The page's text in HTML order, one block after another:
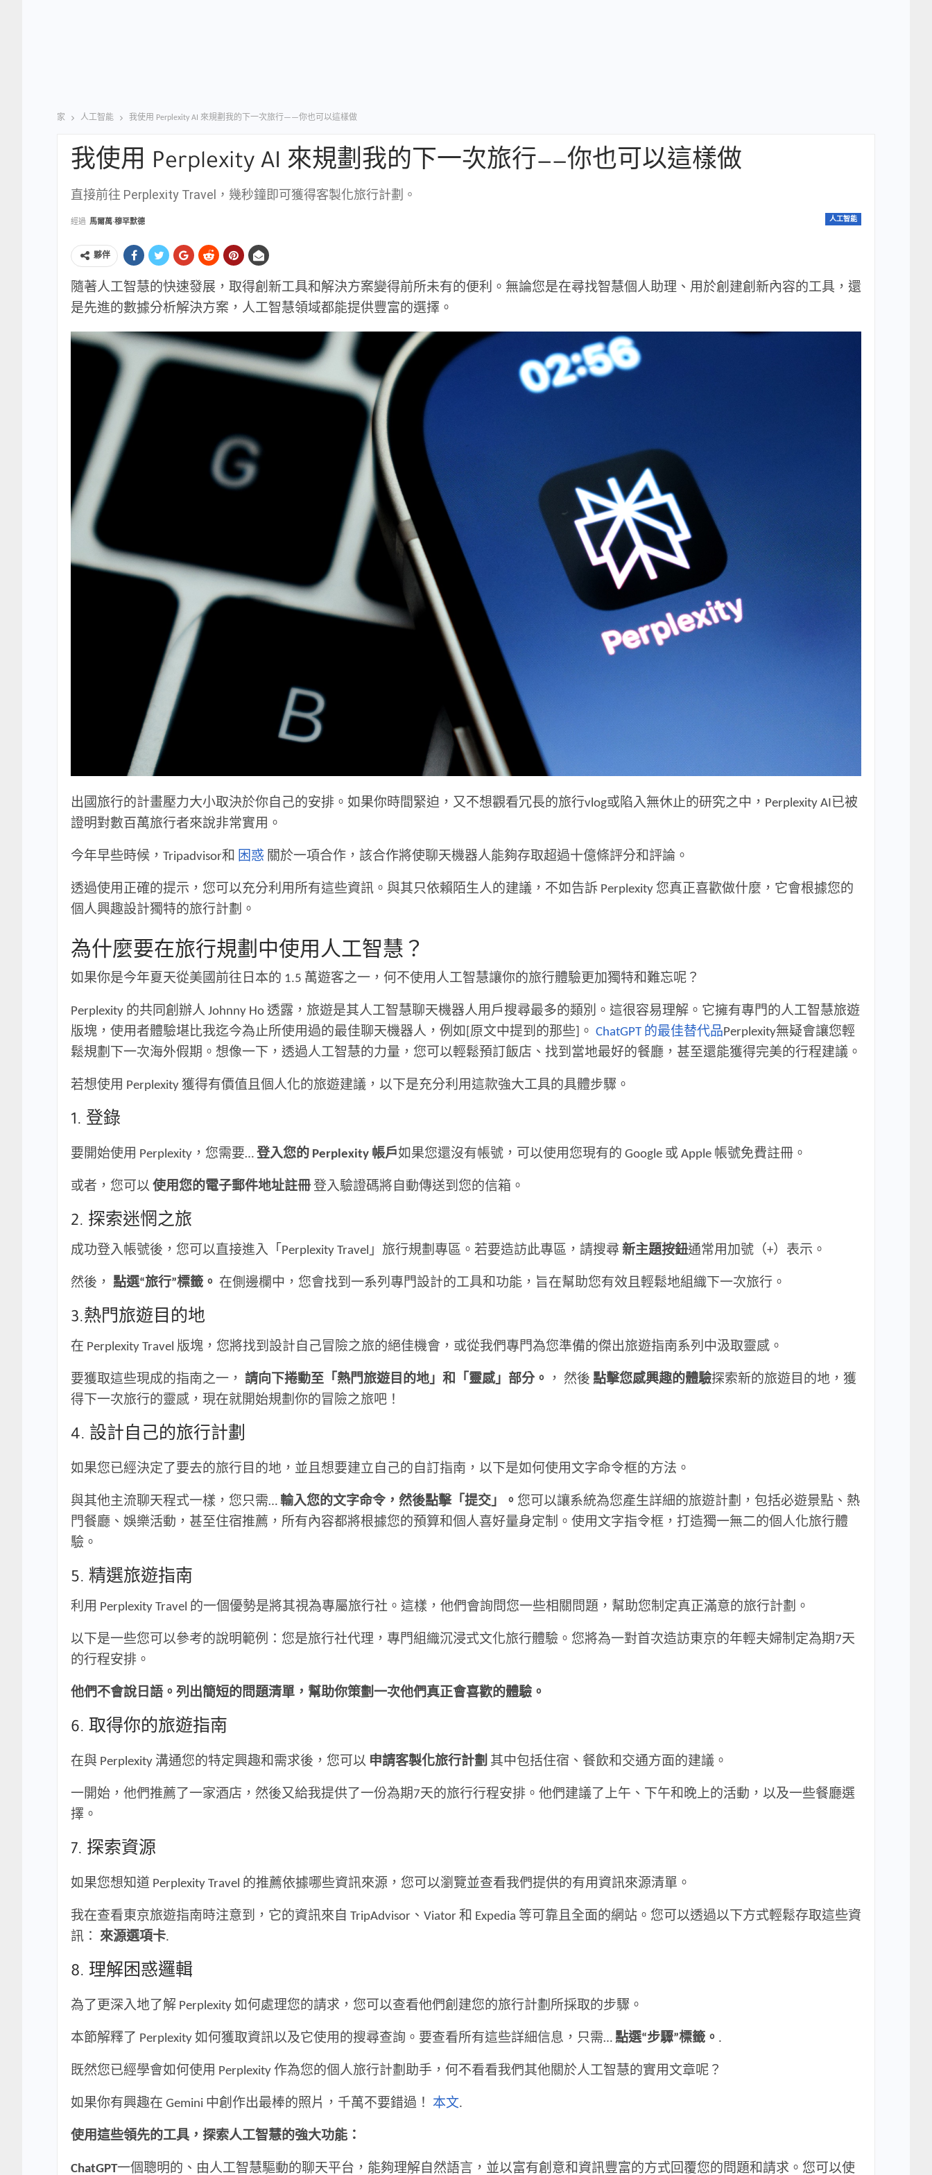
家 人工智能 我使用 Perplexity AI 來規劃我的下一次旅行——你也可以這樣做
我使用 Perplexity AI 來規劃我的下一次旅行——你也可以這樣做
直接前往 Perplexity Travel，幾秒鐘即可獲得客製化旅行計劃。
人工智能
經過 馬爾萬·穆罕默德
夥伴
隨著人工智慧的快速發展，取得創新工具和解決方案變得前所未有的便利。無論您是在尋找智慧個人助理、用於創建創新內容的工具，還
是先進的數據分析解決方案，人工智慧領域都能提供豐富的選擇。
出國旅行的計畫壓力大小取決於你自己的安排。如果你時間緊迫，又不想觀看冗長的旅行vlog或陷入無休止的研究之中，Perplexity AI已被
證明對數百萬旅行者來說非常實用。
今年早些時候，Tripadvisor和 困惑 關於一項合作，該合作將使聊天機器人能夠存取超過十億條評分和評論。
透過使用正確的提示，您可以充分利用所有這些資訊。與其只依賴陌生人的建議，不如告訴 Perplexity 您真正喜歡做什麼，它會根據您的
個人興趣設計獨特的旅行計劃。
為什麼要在旅行規劃中使用人工智慧？
如果你是今年夏天從美國前往日本的 1.5 萬遊客之一，何不使用人工智慧讓你的旅行體驗更加獨特和難忘呢？
Perplexity 的共同創辦人 Johnny Ho 透露，旅遊是其人工智慧聊天機器人用戶搜尋最多的類別。這很容易理解。它擁有專門的人工智慧旅遊
版塊，使用者體驗堪比我迄今為止所使用過的最佳聊天機器人，例如[原文中提到的那些]。 ChatGPT 的最佳替代品Perplexity無疑會讓您輕
鬆規劃下一次海外假期。想像一下，透過人工智慧的力量，您可以輕鬆預訂飯店、找到當地最好的餐廳，甚至還能獲得完美的行程建議。
若想使用 Perplexity 獲得有價值且個人化的旅遊建議，以下是充分利用這款強大工具的具體步驟。
1. 登錄
要開始使用 Perplexity，您需要… 登入您的 Perplexity 帳戶如果您還沒有帳號，可以使用您現有的 Google 或 Apple 帳號免費註冊。
或者，您可以 使用您的電子郵件地址註冊 登入驗證碼將自動傳送到您的信箱。
2. 探索迷惘之旅
成功登入帳號後，您可以直接進入「Perplexity Travel」旅行規劃專區。若要造訪此專區，請搜尋 新主題按鈕通常用加號（+）表示。
然後， 點選“旅行”標籤。 在側邊欄中，您會找到一系列專門設計的工具和功能，旨在幫助您有效且輕鬆地組織下一次旅行。
3.熱門旅遊目的地
在 Perplexity Travel 版塊，您將找到設計自己冒險之旅的絕佳機會，或從我們專門為您準備的傑出旅遊指南系列中汲取靈感。
要獲取這些現成的指南之一， 請向下捲動至「熱門旅遊目的地」和「靈感」部分。 ， 然後 點擊您感興趣的體驗探索新的旅遊目的地，獲
得下一次旅行的靈感，現在就開始規劃你的冒險之旅吧！
4. 設計自己的旅行計劃
如果您已經決定了要去的旅行目的地，並且想要建立自己的自訂指南，以下是如何使用文字命令框的方法。
與其他主流聊天程式一樣，您只需… 輸入您的文字命令，然後點擊「提交」。 您可以讓系統為您產生詳細的旅遊計劃，包括必遊景點、熱
門餐廳、娛樂活動，甚至住宿推薦，所有內容都將根據您的預算和個人喜好量身定制。使用文字指令框，打造獨一無二的個人化旅行體
驗。
5. 精選旅遊指南
利用 Perplexity Travel 的一個優勢是將其視為專屬旅行社。這樣，他們會詢問您一些相關問題，幫助您制定真正滿意的旅行計劃。
以下是一些您可以參考的說明範例：您是旅行社代理，專門組織沉浸式文化旅行體驗。您將為一對首次造訪東京的年輕夫婦制定為期7天
的行程安排。
他們不會說日語。列出簡短的問題清單，幫助你策劃一次他們真正會喜歡的體驗。
6. 取得你的旅遊指南
在與 Perplexity 溝通您的特定興趣和需求後，您可以 申請客製化旅行計劃 其中包括住宿、餐飲和交通方面的建議。
一開始，他們推薦了一家酒店，然後又給我提供了一份為期7天的旅行行程安排。他們建議了上午、下午和晚上的活動，以及一些餐廳選
擇。
7. 探索資源
如果您想知道 Perplexity Travel 的推薦依據哪些資訊來源，您可以瀏覽並查看我們提供的有用資訊來源清單。
我在查看東京旅遊指南時注意到，它的資訊來自 TripAdvisor、Viator 和 Expedia 等可靠且全面的網站。您可以透過以下方式輕鬆存取這些資
訊： 來源選項卡.
8. 理解困惑邏輯
為了更深入地了解 Perplexity 如何處理您的請求，您可以查看他們創建您的旅行計劃所採取的步驟。
本節解釋了 Perplexity 如何獲取資訊以及它使用的搜尋查詢。要查看所有這些詳細信息，只需… 點選“步驟”標籤。 .
既然您已經學會如何使用 Perplexity 作為您的個人旅行計劃助手，何不看看我們其他關於人工智慧的實用文章呢？
如果你有興趣在 Gemini 中創作出最棒的照片，千萬不要錯過！ 本文.
使用這些領先的工具，探索人工智慧的強大功能：
ChatGPT一個聰明的、由人工智慧驅動的聊天平台，能夠理解自然語言，並以富有創意和資訊豐富的方式回覆您的問題和請求。您可以使